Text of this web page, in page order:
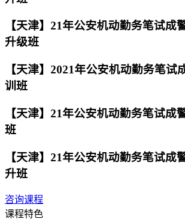
【天津】21年公安机动勤务笔试成
升级班
【天津】2021年公安机动勤务笔试
训班
【天津】21年公安机动勤务笔试成
班
【天津】21年公安机动勤务笔试成
升班
咨询课程
课程特色